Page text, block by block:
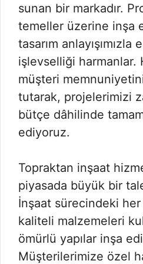
sunan bir markadır.
temeller üzerine inşa
tasarım anlayışımızla
işlevselliği harmanlar.
müşteri
tutarak, projelerimizi
bütçe dâhilinde
ediyoruz.
Topraktan inşaat
piyasada büyük bir
İnşaat sürecindeki
kaliteli malzemeleri
ömürlü yapılar inşa
Müşterilerimize özel